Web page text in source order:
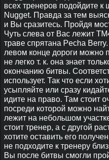
всех тренеров подойдите
Nugget. Правда за тем
и Вы сразитесь. Пройдя
Чуть слева от Вас лежит
траве спрятана Pecha
левом конце дороги можно
не легко т. к. она знает
окончанию битвы.
использует. Так что если
усыпляйте или сразу
идите на право. Там стоит
посреди которой можно
лежит на небольшом
стоит тренер, а с другой
хотите оставить его
не подходите к тренеру
Вы после битвы смогли